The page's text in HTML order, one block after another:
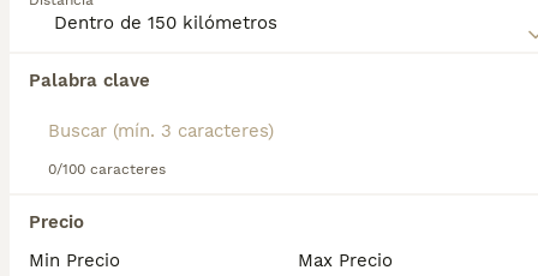
Palabra clave
0/100 caracteres
Precio
Min Precio
Max Precio
para obtener información sobre esta raza de perro.
Encontramos 0 Terranova Cachorros en venta
Si deseas exactamente esta búsqueda guarda tu
búsqueda y espera el resultado perfecto: